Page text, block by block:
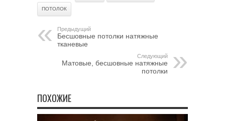
ПОТОЛОК
Предыдущий
Бесшовные потолки натяжные
тканевые
Следующий
Матовые, бесшовные натяжные
потолки
ПОХОЖИЕ